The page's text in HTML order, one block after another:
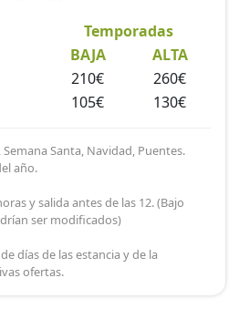
Temporadas
BAJA
ALTA
210€
260€
105€ 130€
Santa, Navidad, Puentes.
año.
y salida antes de las 12. (Bajo
ser modificados)
días de las estancia y de la
ofertas.